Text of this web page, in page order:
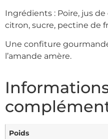
Ingrédients : Poire, jus
citron, sucre, pectine de
Une confiture
l’amande amère.
Poids